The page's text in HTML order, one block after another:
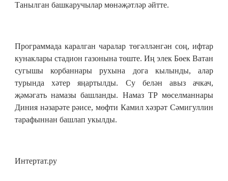
Танылган башкаручылар мөнәҗәтләр әйтте.
Программада каралган чаралар төгәлләнгән соң, ифтар
кунаклары стадион газонына төште. Иң элек Бөек Ватан
сугышы корбаннары рухына дога кылынды, алар
турында хәтер яңартылды. Су белән авыз ачкач,
җәмәгать намазы башланды. Намаз ТР мөселманнары
Диния нәзарәте рәисе, мөфти Камил хәзрәт Сәмигуллин
тарафыннан башлап укылды.
Интертат.ру